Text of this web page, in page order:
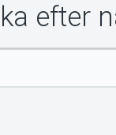
efter